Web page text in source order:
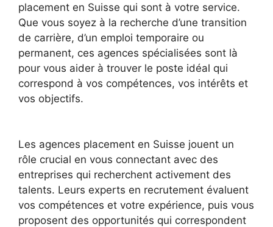
placement en Suisse qui sont à votre service.
Que vous soyez à la recherche d’une transition
de carrière, d’un emploi temporaire ou
permanent, ces agences spécialisées sont là
pour vous aider à trouver le poste idéal qui
correspond à vos compétences, vos intérêts et
vos objectifs.
Les agences placement en Suisse jouent un
rôle crucial en vous connectant avec des
entreprises qui recherchent activement des
talents. Leurs experts en recrutement évaluent
vos compétences et votre expérience, puis vous
proposent des opportunités qui correspondent